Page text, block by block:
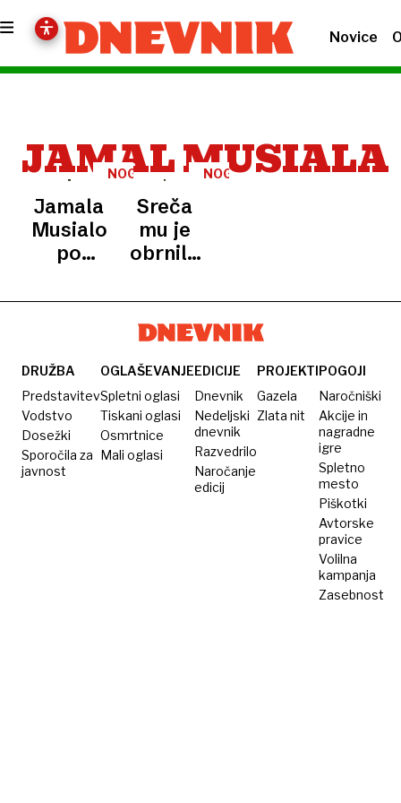
Novice
JAMAL MUSIALA
NOGOMET
Jamala
Musialo
po
operaciji
dolgo
okrevanje
NOGOMET
Sreča
mu je
obrnila
DRUŽBA
Predstavitev
Vodstvo
Dosežki
Sporočila za
javnost
OGLAŠEVANJE
Spletni oglasi
Tiskani oglasi
Osmrtnice
Mali oglasi
EDICIJE
Dnevnik
Nedeljski
dnevnik
Razvedrilo
Naročanje
edicij
PROJEKTI
Gazela
Zlata nit
POGOJI
Naročniški
Akcije in
nagradne
igre
Spletno
mesto
Piškotki
Avtorske
pravice
Volilna
kampanja
Zasebnost